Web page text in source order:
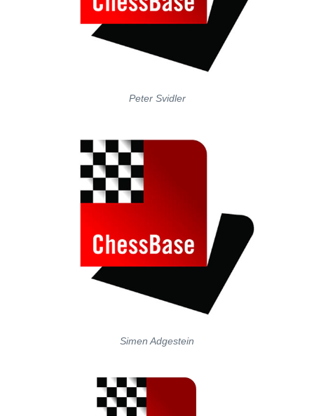
Peter Svidler
Simen Adgestein